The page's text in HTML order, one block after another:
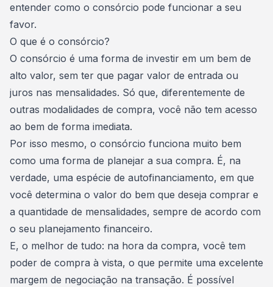
entender como o consórcio pode funcionar a seu
favor.
O que é o consórcio?
O consórcio é uma forma de investir em um bem de
alto valor, sem ter que pagar valor de entrada ou
juros nas mensalidades. Só que, diferentemente de
outras modalidades de compra, você não tem acesso
ao bem de forma imediata.
Por isso mesmo, o consórcio funciona muito bem
como uma forma de planejar a sua compra. É, na
verdade, uma espécie de autofinanciamento, em que
você determina o valor do bem que deseja comprar e
a quantidade de mensalidades, sempre de acordo com
o seu planejamento financeiro.
E, o melhor de tudo: na hora da compra, você tem
poder de compra à vista, o que permite uma excelente
margem de negociação na transação. É possível